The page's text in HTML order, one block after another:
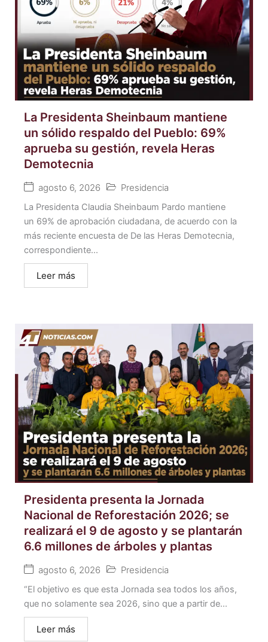
La Presidenta Sheinbaum mantiene
un sólido respaldo del Pueblo: 69%
aprueba su gestión, revela Heras
Demotecnia
agosto 6, 2026 Presidencia
La Presidenta Claudia Sheinbaum Pardo mantiene
un 69% de aprobación ciudadana, de acuerdo con la
más reciente encuesta de De las Heras Demotecnia,
correspondiente...
Leer más
Presidenta presenta la Jornada
Nacional de Reforestación 2026; se
realizará el 9 de agosto y se plantarán
6.6 millones de árboles y plantas
agosto 6, 2026 Presidencia
“El objetivo es que esta Jornada sea todos los años,
que no solamente sea 2026, sino que a partir de...
Leer más